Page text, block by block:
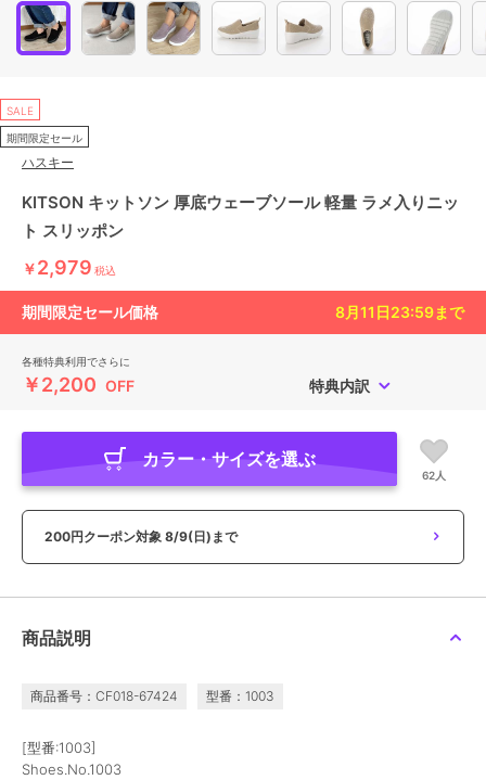
SALE
期間限定セール
ハスキー
KITSON キットソン 厚底ウェーブソール 軽量 ラメ入りニッ
ト スリッポン
￥2,979 税込
期間限定セール価格 8月11日23:59まで
各種特典利用でさらに
￥2,200 OFF 特典内訳
カラー・サイズを選ぶ
62人
200円クーポン対象 8/9(日)まで
商品説明
商品番号：CF018-67424 型番：1003
[型番:1003]
Shoes.No.1003